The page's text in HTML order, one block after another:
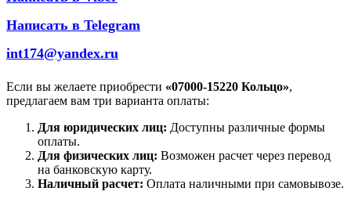
Написать в Telegram
int174@yandex.ru
Если вы желаете приобрести «07000-15220 Кольцо»,
предлагаем вам три варианта оплаты:
Для юридических лиц: Доступны различные формы
оплаты.
Для физических лиц: Возможен расчет через перевод
на банковскую карту.
Наличный расчет: Оплата наличными при самовывозе.